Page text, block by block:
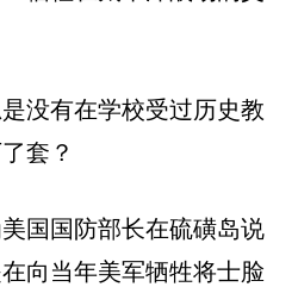
没有在学校受过历史教
套？
国国防部长在硫磺岛说
向当年美军牺牲将士脸